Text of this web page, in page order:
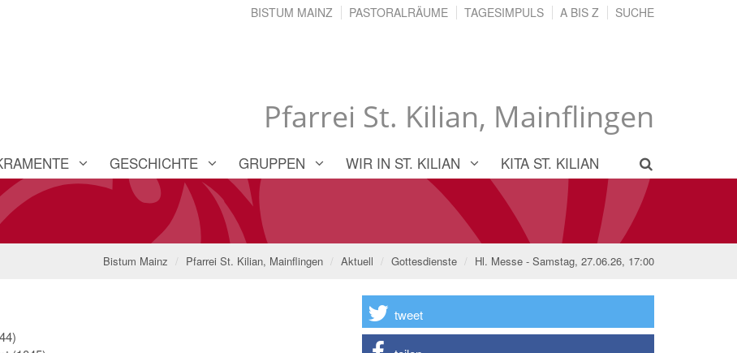
Pfarrei St. Kilian, Mainflingen
BISTUM MAINZ PASTORALRÄUME TAGESIMPULS A BIS Z SUCHE
GESCHICHTE GRUPPEN WIR IN ST. KILIAN KITA ST. KILIAN
Bistum Mainz Pfarrei St. Kilian, Mainflingen Aktuell Gottesdienste Hl. Messe - Samstag, 27.06.26, 17:00
tweet